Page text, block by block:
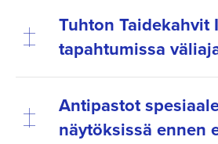
Tuhton Taidekahvit
tapahtumissa
Antipastot
näytöksissä ennen